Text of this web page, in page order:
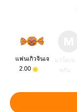
แฟนเกิวจินเจ
2.00
มาโดเน
ทกัน